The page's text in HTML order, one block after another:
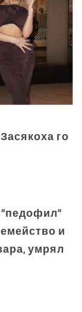
го
и
умрял